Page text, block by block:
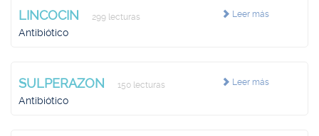
Leer más
LINCOCIN 299 lecturas
Antibiótico
Leer más
SULPERAZON 150 lecturas
Antibiótico